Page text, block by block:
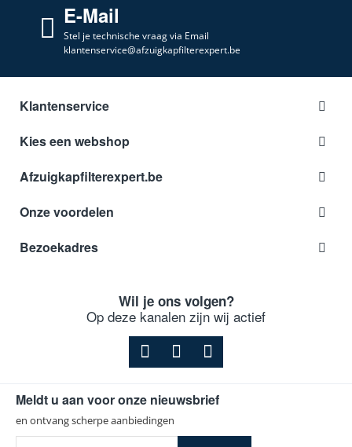
E-Mail
Stel je technische vraag via Email
klantenservice@afzuigkapfilterexpert.be
Klantenservice
Kies een webshop
Afzuigkapfilterexpert.be
Onze voordelen
Bezoekadres
Wil je ons volgen?
Op deze kanalen zijn wij actief
Meldt u aan voor onze nieuwsbrief
en ontvang scherpe aanbiedingen